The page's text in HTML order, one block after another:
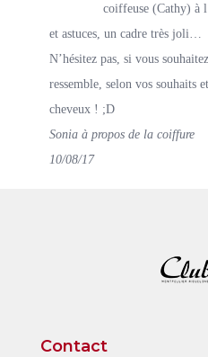
coiffeuse (Cathy) à
et astuces, un cadre très joli…
N’hésitez pas, si vous
ressemble, selon vos souhaits
cheveux ! ;D
Sonia à propos de la coiffure
10/08/17
Contact